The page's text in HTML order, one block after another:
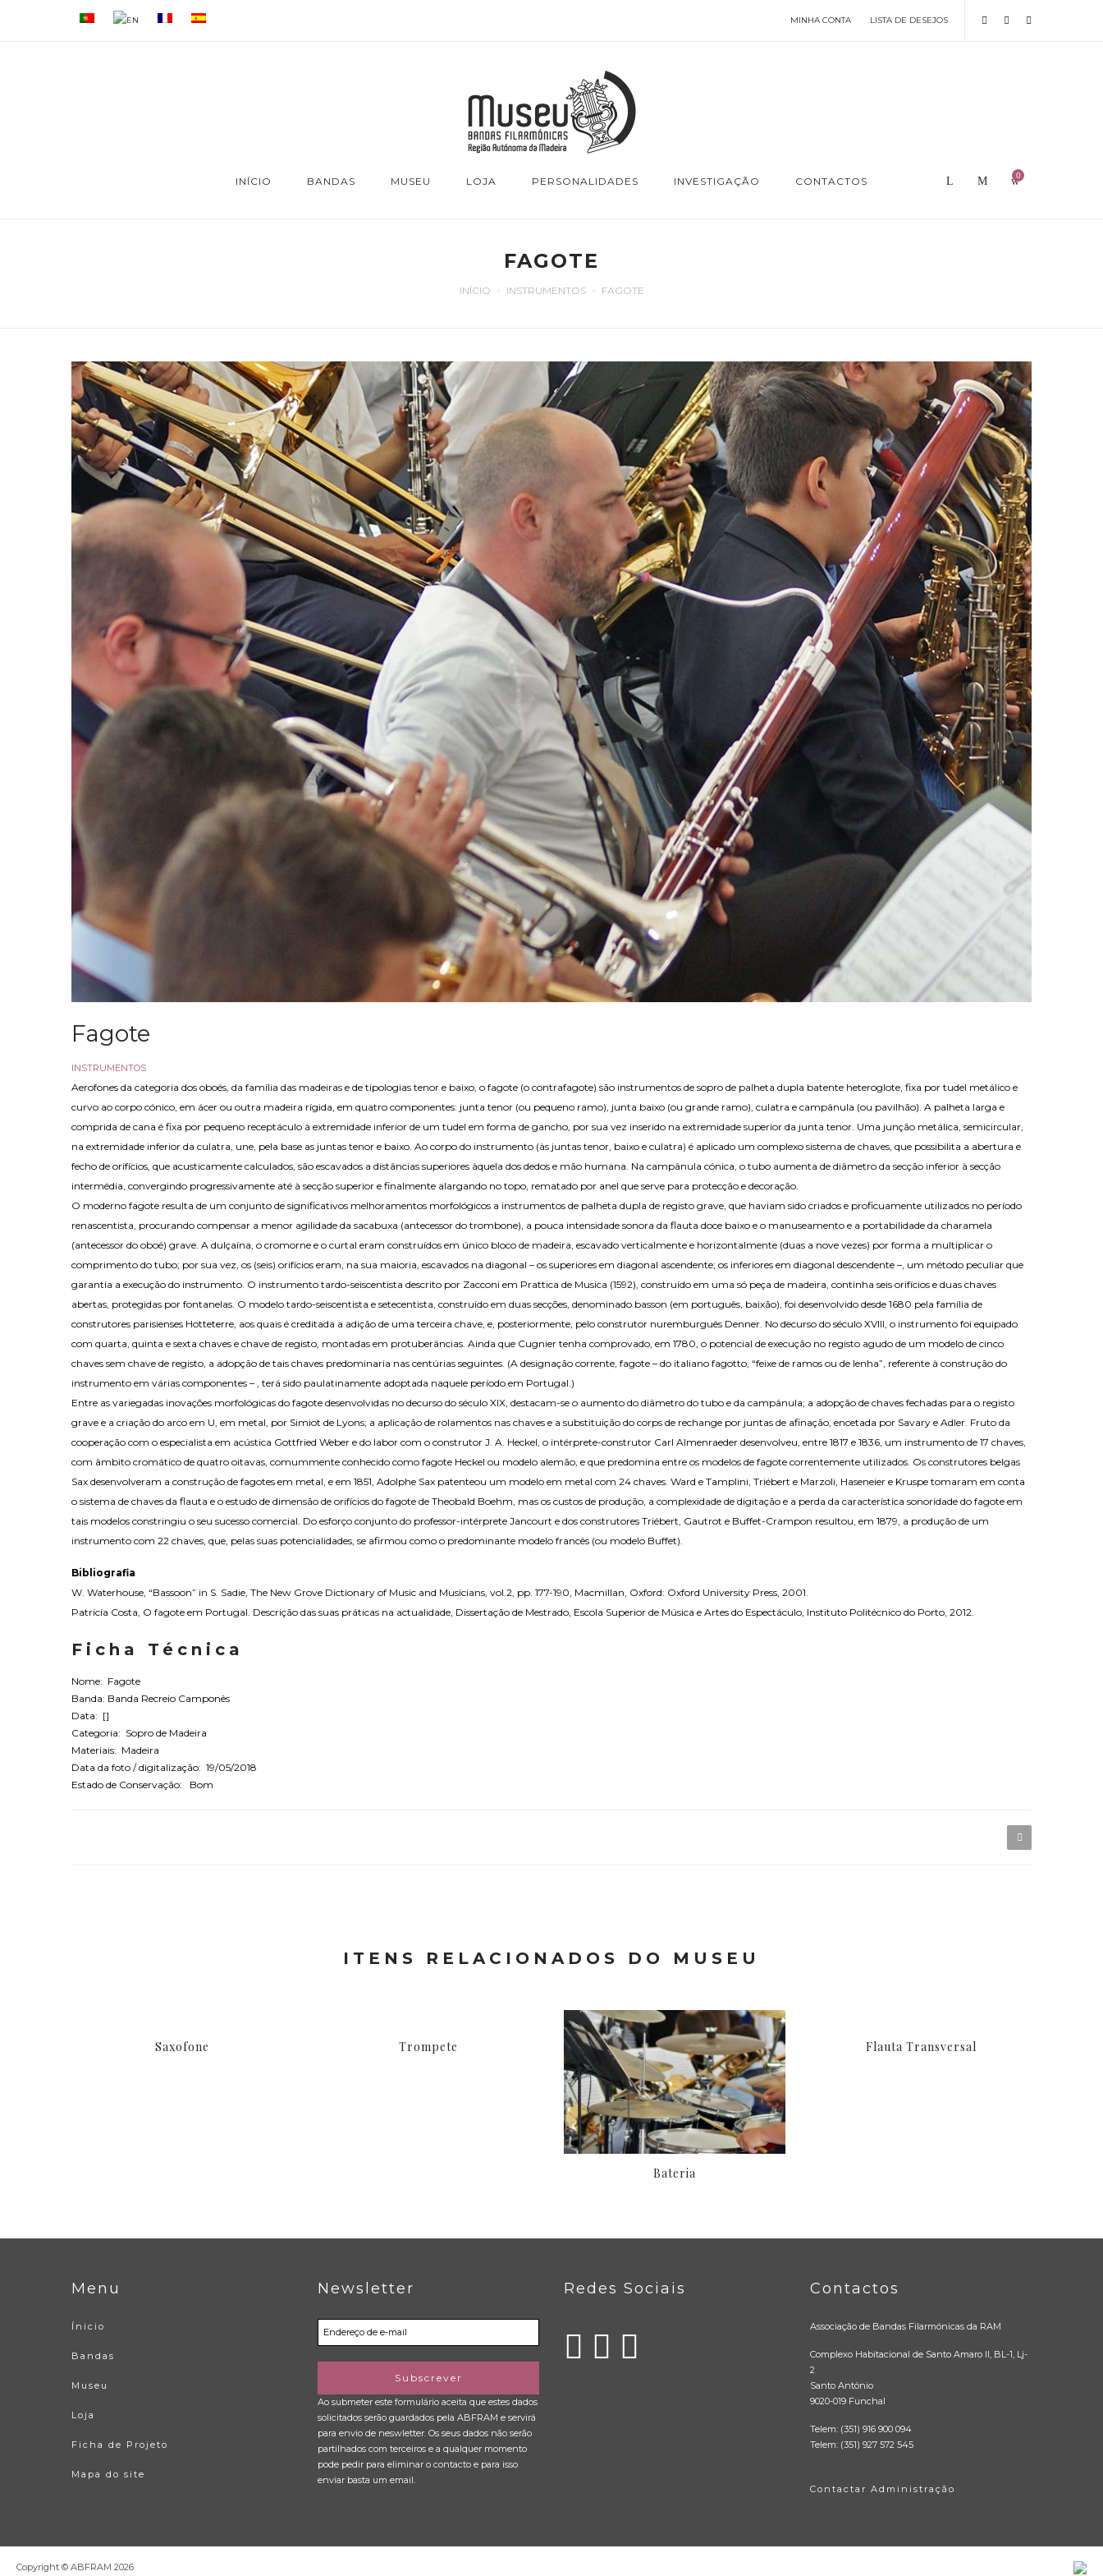
MINHA CONTA LISTA DE DESEJOS
INÍCIO BANDAS MUSEU LOJA PERSONALIDADES INVESTIGAÇÃO CONTACTOS 0
FAGOTE
INÍCIO INSTRUMENTOS FAGOTE
Fagote
INSTRUMENTOS
Aerofones da categoria dos oboés, da família das madeiras e de tipologias tenor e baixo, o fagote (o contrafagote) são instrumentos de sopro de palheta dupla batente heteroglote, fixa por tudel metálico e
curvo ao corpo cónico, em ácer ou outra madeira rígida, em quatro componentes: junta tenor (ou pequeno ramo), junta baixo (ou grande ramo), culatra e campânula (ou pavilhão). A palheta larga e
comprida de cana é fixa por pequeno receptáculo à extremidade inferior de um tudel em forma de gancho, por sua vez inserido na extremidade superior da junta tenor. Uma junção metálica, semicircular,
na extremidade inferior da culatra, une, pela base as juntas tenor e baixo. Ao corpo do instrumento (às juntas tenor, baixo e culatra) é aplicado um complexo sistema de chaves, que possibilita a abertura e
fecho de orifícios, que acusticamente calculados, são escavados a distâncias superiores àquela dos dedos e mão humana. Na campânula cónica, o tubo aumenta de diâmetro da secção inferior à secção
intermédia, convergindo progressivamente até à secção superior e finalmente alargando no topo, rematado por anel que serve para protecção e decoração.
O moderno fagote resulta de um conjunto de significativos melhoramentos morfológicos a instrumentos de palheta dupla de registo grave, que haviam sido criados e proficuamente utilizados no período
renascentista, procurando compensar a menor agilidade da sacabuxa (antecessor do trombone), a pouca intensidade sonora da flauta doce baixo e o manuseamento e a portabilidade da charamela
(antecessor do oboé) grave. A dulçaína, o cromorne e o curtal eram construídos em único bloco de madeira, escavado verticalmente e horizontalmente (duas a nove vezes) por forma a multiplicar o
comprimento do tubo; por sua vez, os (seis) orifícios eram, na sua maioria, escavados na diagonal – os superiores em diagonal ascendente; os inferiores em diagonal descendente –, um método peculiar que
garantia a execução do instrumento. O instrumento tardo-seiscentista descrito por Zacconi em Prattica de Musica (1592), construído em uma só peça de madeira, continha seis orifícios e duas chaves
abertas, protegidas por fontanelas. O modelo tardo-seiscentista e setecentista, construído em duas secções, denominado basson (em português, baixão), foi desenvolvido desde 1680 pela família de
construtores parisienses Hotteterre, aos quais é creditada a adição de uma terceira chave, e, posteriormente, pelo construtor nuremburguês Denner. No decurso do século XVIII, o instrumento foi equipado
com quarta, quinta e sexta chaves e chave de registo, montadas em protuberâncias. Ainda que Cugnier tenha comprovado, em 1780, o potencial de execução no registo agudo de um modelo de cinco
chaves sem chave de registo, a adopção de tais chaves predominaria nas centúrias seguintes. (A designação corrente, fagote – do italiano fagotto, “feixe de ramos ou de lenha”, referente à construção do
instrumento em várias componentes – , terá sido paulatinamente adoptada naquele período em Portugal.)
Entre as variegadas inovações morfológicas do fagote desenvolvidas no decurso do século XIX, destacam-se o aumento do diâmetro do tubo e da campânula; a adopção de chaves fechadas para o registo
grave e a criação do arco em U, em metal, por Simiot de Lyons; a aplicação de rolamentos nas chaves e a substituição do corps de rechange por juntas de afinação, encetada por Savary e Adler. Fruto da
cooperação com o especialista em acústica Gottfried Weber e do labor com o construtor J. A. Heckel, o intérprete-construtor Carl Almenraeder desenvolveu, entre 1817 e 1836, um instrumento de 17 chaves,
com âmbito cromático de quatro oitavas, comummente conhecido como fagote Heckel ou modelo alemão, e que predomina entre os modelos de fagote correntemente utilizados. Os construtores belgas
Sax desenvolveram a construção de fagotes em metal, e em 1851, Adolphe Sax patenteou um modelo em metal com 24 chaves. Ward e Tamplini, Triébert e Marzoli, Haseneier e Kruspe tomaram em conta
o sistema de chaves da flauta e o estudo de dimensão de orifícios do fagote de Theobald Boehm, mas os custos de produção, a complexidade de digitação e a perda da característica sonoridade do fagote em
tais modelos constringiu o seu sucesso comercial. Do esforço conjunto do professor-intérprete Jancourt e dos construtores Triébert, Gautrot e Buffet-Crampon resultou, em 1879, a produção de um
instrumento com 22 chaves, que, pelas suas potencialidades, se afirmou como o predominante modelo francês (ou modelo Buffet).
Bibliografia
W. Waterhouse, “Bassoon” in S. Sadie, The New Grove Dictionary of Music and Musicians, vol.2, pp. 177-190, Macmillan, Oxford: Oxford University Press, 2001.
Patrícia Costa, O fagote em Portugal. Descrição das suas práticas na actualidade, Dissertação de Mestrado, Escola Superior de Música e Artes do Espectáculo, Instituto Politécnico do Porto, 2012.
Ficha Técnica
Nome: Fagote
Banda: Banda Recreio Camponês
Data: []
Categoria: Sopro de Madeira
Materiais: Madeira
Data da foto / digitalização: 19/05/2018
Estado de Conservação: Bom
ITENS RELACIONADOS DO MUSEU
Saxofone Trompete
Bateria
Flauta Transversal
Menu
Ínicio
Bandas
Museu
Loja
Ficha de Projeto
Mapa do site
Newsletter
Subscrever
Ao submeter este formulário aceita que estes dados
solicitados serão guardados pela ABFRAM e servirá
para envio de neswletter. Os seus dados não serão
partilhados com terceiros e a qualquer momento
pode pedir para eliminar o contacto e para isso
enviar basta um email.
Redes Sociais Contactos
Associação de Bandas Filarmónicas da RAM
Complexo Habitacional de Santo Amaro II, BL-1, Lj-
2
Santo António
9020-019 Funchal
Telem: (351) 916 900 094
Telem: (351) 927 572 545
Contactar Administração
Copyright © ABFRAM 2026